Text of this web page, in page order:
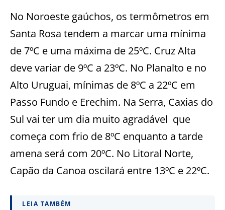
No Noroeste gaúchos, os termômetros em
Santa Rosa tendem a marcar uma mínima
de 7ºC e uma máxima de 25ºC. Cruz Alta
deve variar de 9ºC a 23ºC. No Planalto e no
Alto Uruguai, mínimas de 8ºC a 22ºC em
Passo Fundo e Erechim. Na Serra, Caxias do
Sul vai ter um dia muito agradável que
começa com frio de 8ºC enquanto a tarde
amena será com 20ºC. No Litoral Norte,
Capão da Canoa oscilará entre 13ºC e 22ºC.
LEIA TAMBÉM